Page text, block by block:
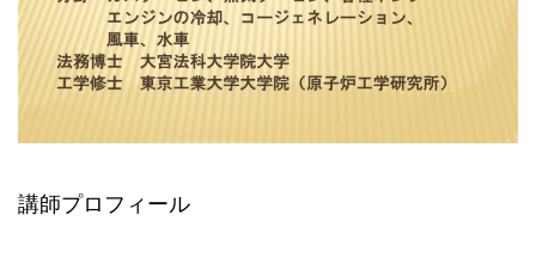
講師プロフィール